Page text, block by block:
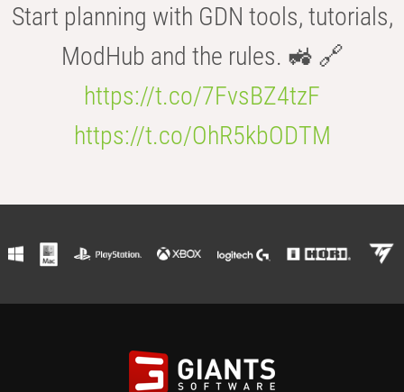
Start planning with GDN tools, tutorials,
ModHub and the rules. 🚜 🔗
https://t.co/7FvsBZ4tzF
https://t.co/OhR5kbODTM